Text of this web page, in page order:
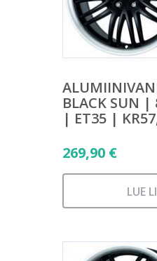
BLACK SUN
| ET35 |
269,90 €
LUE